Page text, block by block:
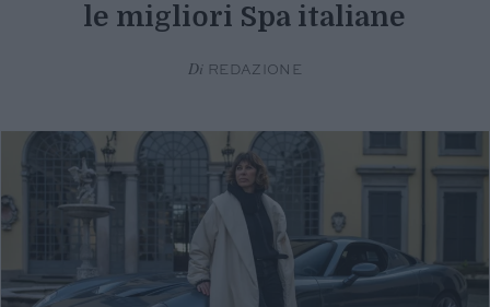
le migliori Spa italiane
Di REDAZIONE